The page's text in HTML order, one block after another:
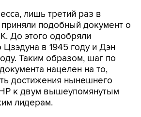
лишь третий раз в
приняли подобный документ о
До этого одобряли
в 1945 году и Дэн
Таким образом, шаг по
нацелен на то,
достижения нынешнего
к двум вышеупомянутым
лидерам.